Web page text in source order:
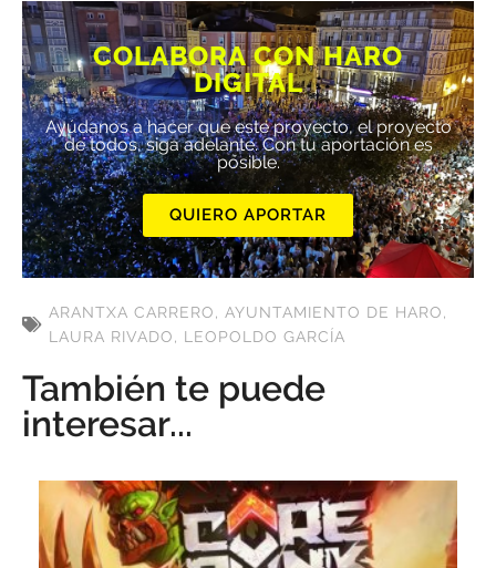
COLABORA CON HARO
DIGITAL
Ayúdanos a hacer que este proyecto, el proyecto
de todos, siga adelante. Con tu aportación es
posible.
QUIERO APORTAR
ARANTXA CARRERO, AYUNTAMIENTO DE HARO,
LAURA RIVADO, LEOPOLDO GARCÍA
También te puede
interesar...